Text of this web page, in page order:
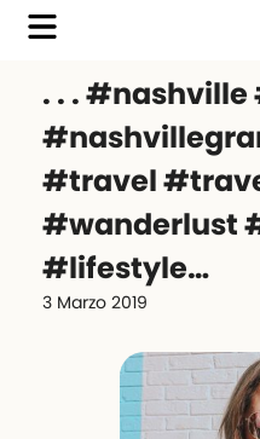
. . .
#travel
#wanderlust
#lifestyle…
3 Marzo 2019